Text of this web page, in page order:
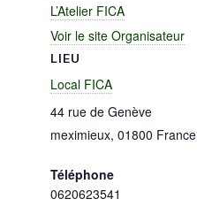
L’Atelier FICA
Voir le site Organisateur
LIEU
Local FICA
44 rue de Genève
meximieux, 01800 France
Téléphone
0620623541